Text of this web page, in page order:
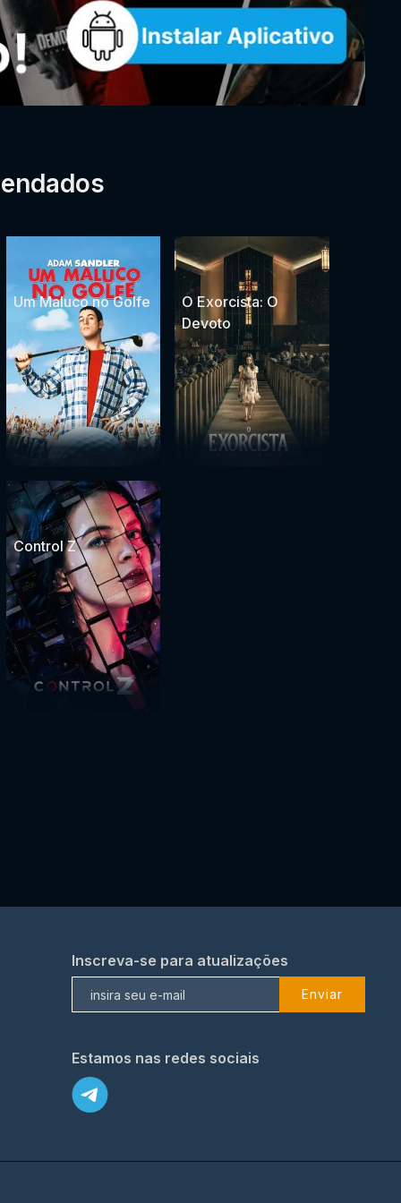
Um Maluco no Golfe
O Exorcista: O
Devoto
Control Z
Inscreva-se para atualizações
Enviar
Estamos nas redes sociais